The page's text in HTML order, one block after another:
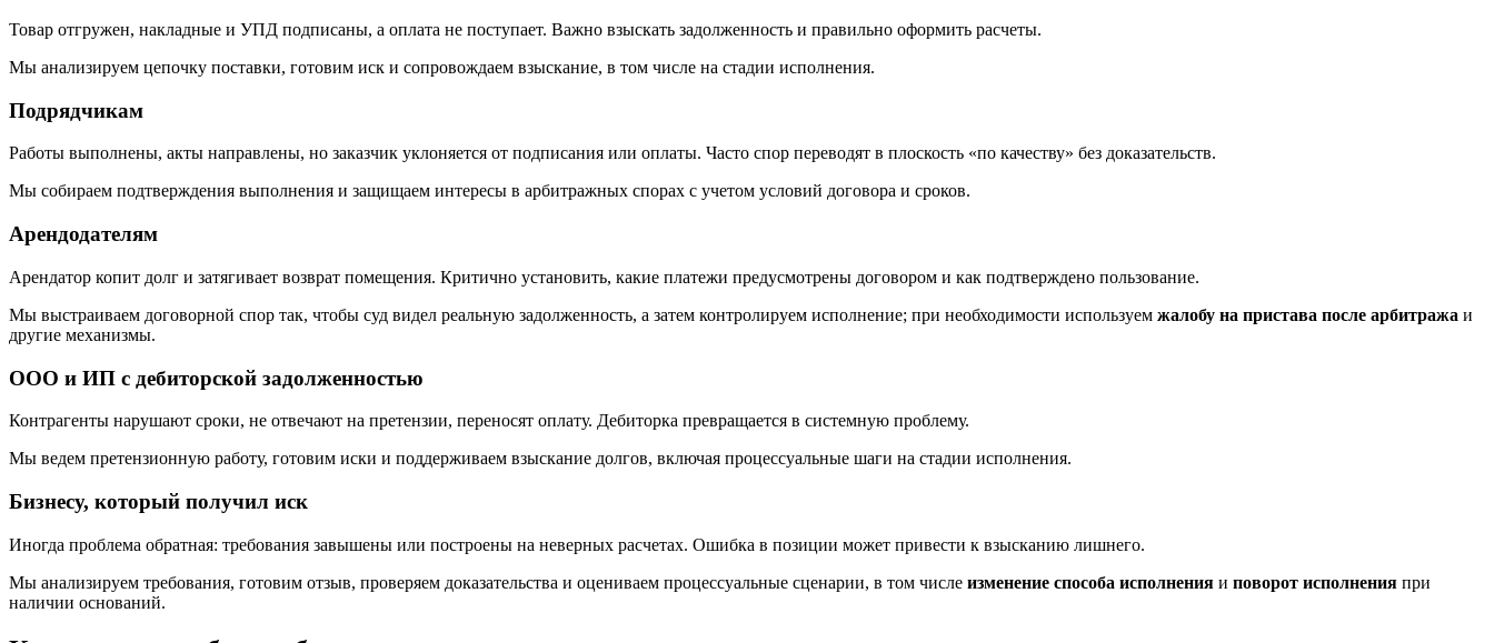
Товар отгружен, накладные и УПД подписаны, а оплата не поступает. Важно взыскать задолженность и правильно оформить расчеты.
Мы анализируем цепочку поставки, готовим иск и сопровождаем взыскание, в том числе на стадии исполнения.
Подрядчикам
Работы выполнены, акты направлены, но заказчик уклоняется от подписания или оплаты. Часто спор переводят в плоскость «по качеству» без доказательств.
Мы собираем подтверждения выполнения и защищаем интересы в арбитражных спорах с учетом условий договора и сроков.
Арендодателям
Арендатор копит долг и затягивает возврат помещения. Критично установить, какие платежи предусмотрены договором и как подтверждено пользование.
Мы выстраиваем договорной спор так, чтобы суд видел реальную задолженность, а затем контролируем исполнение; при необходимости используем жалобу на пристава после арбитража и
другие механизмы.
ООО и ИП с дебиторской задолженностью
Контрагенты нарушают сроки, не отвечают на претензии, переносят оплату. Дебиторка превращается в системную проблему.
Мы ведем претензионную работу, готовим иски и поддерживаем взыскание долгов, включая процессуальные шаги на стадии исполнения.
Бизнесу, который получил иск
Иногда проблема обратная: требования завышены или построены на неверных расчетах. Ошибка в позиции может привести к взысканию лишнего.
Мы анализируем требования, готовим отзыв, проверяем доказательства и оцениваем процессуальные сценарии, в том числе изменение способа исполнения и поворот исполнения при
наличии оснований.